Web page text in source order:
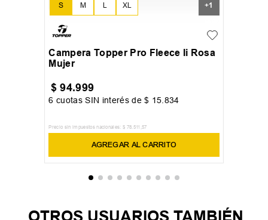
S L
M XL +1
Campera Topper Pro Fleece Ii Rosa
Mujer
$ 94.999
6 cuotas SIN interés de$ 15.834
Precio sin impuestos nacionales: $ 78.511 ,57
AGREGAR AL CARRITO
OTROS USUARIOS TAMBIÉN